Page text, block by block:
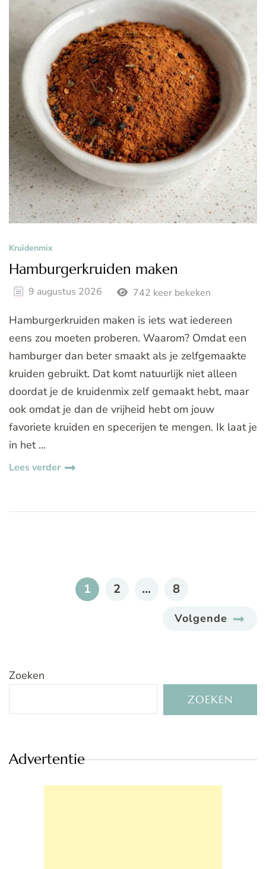
Kruidenmix
Hamburgerkruiden maken
9 augustus 2026 742 keer bekeken
Hamburgerkruiden maken is iets wat iedereen
eens zou moeten proberen. Waarom? Omdat een
hamburger dan beter smaakt als je zelfgemaakte
kruiden gebruikt. Dat komt natuurlijk niet alleen
doordat je de kruidenmix zelf gemaakt hebt, maar
ook omdat je dan de vrijheid hebt om jouw
favoriete kruiden en specerijen te mengen. Ik laat je
in het …
Lees verder
pagineringPAGE
1 PAGE
2 … PAGE
8
Volgende
Zoeken
ZOEKEN
Advertentie